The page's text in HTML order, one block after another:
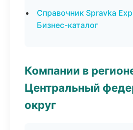
Справочник Spravka
Бизнес-каталог
Компании в
Центральный
округ